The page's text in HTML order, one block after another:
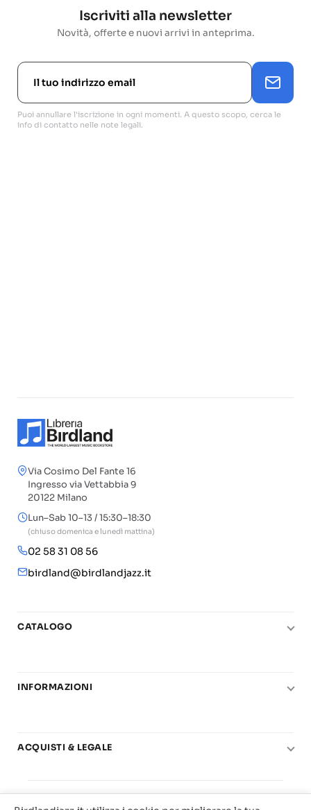
Iscriviti alla newsletter
Novità, offerte e nuovi arrivi in anteprima.
Puoi annullare l'iscrizione in ogni momenti. A questo scopo, cerca le
info di contatto nelle note legali.
Via Cosimo Del Fante 16
Ingresso via Vettabbia 9
20122 Milano
Lun–Sab 10–13 / 15:30–18:30
(chiuso domenica e lunedì mattina)
02 58 31 08 56
birdland@birdlandjazz.it
CATALOGO
Chitarra
Basi play-along
INFORMAZIONI
Carta del Docente
ACQUISTI & LEGALE